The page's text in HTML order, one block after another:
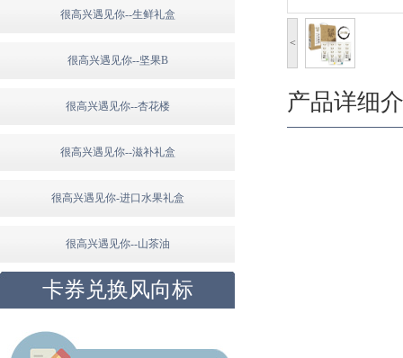
很高兴遇见你--生鲜礼盒
很高兴遇见你--坚果B
很高兴遇见你--杏花楼
很高兴遇见你--滋补礼盒
很高兴遇见你-进口水果礼盒
很高兴遇见你--山茶油
卡券兑换风向标
<
产品详细